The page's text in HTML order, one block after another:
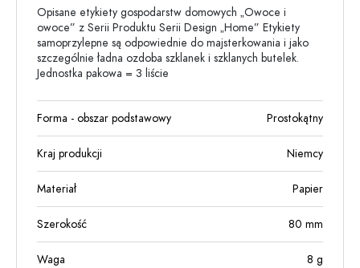
Opisane etykiety gospodarstw domowych „Owoce i
owoce” z Serii Produktu Serii Design „Home” Etykiety
samoprzylepne są odpowiednie do majsterkowania i jako
szczególnie ładna ozdoba szklanek i szklanych butelek.
Jednostka pakowa = 3 liście
Forma - obszar podstawowy Prostokątny
Kraj produkcji Niemcy
Materiał Papier
Szerokość 80 mm
Waga 8 g